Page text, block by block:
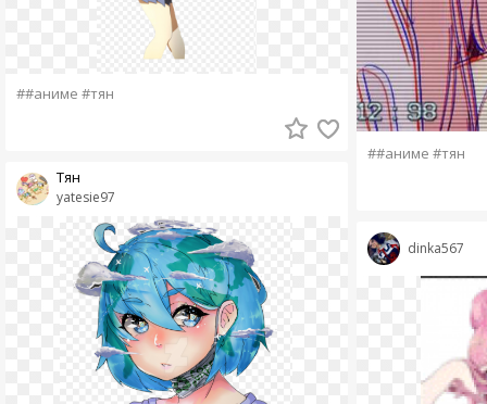
##аниме #тян
yatesie97
Тян
##аниме #тян
dinka567